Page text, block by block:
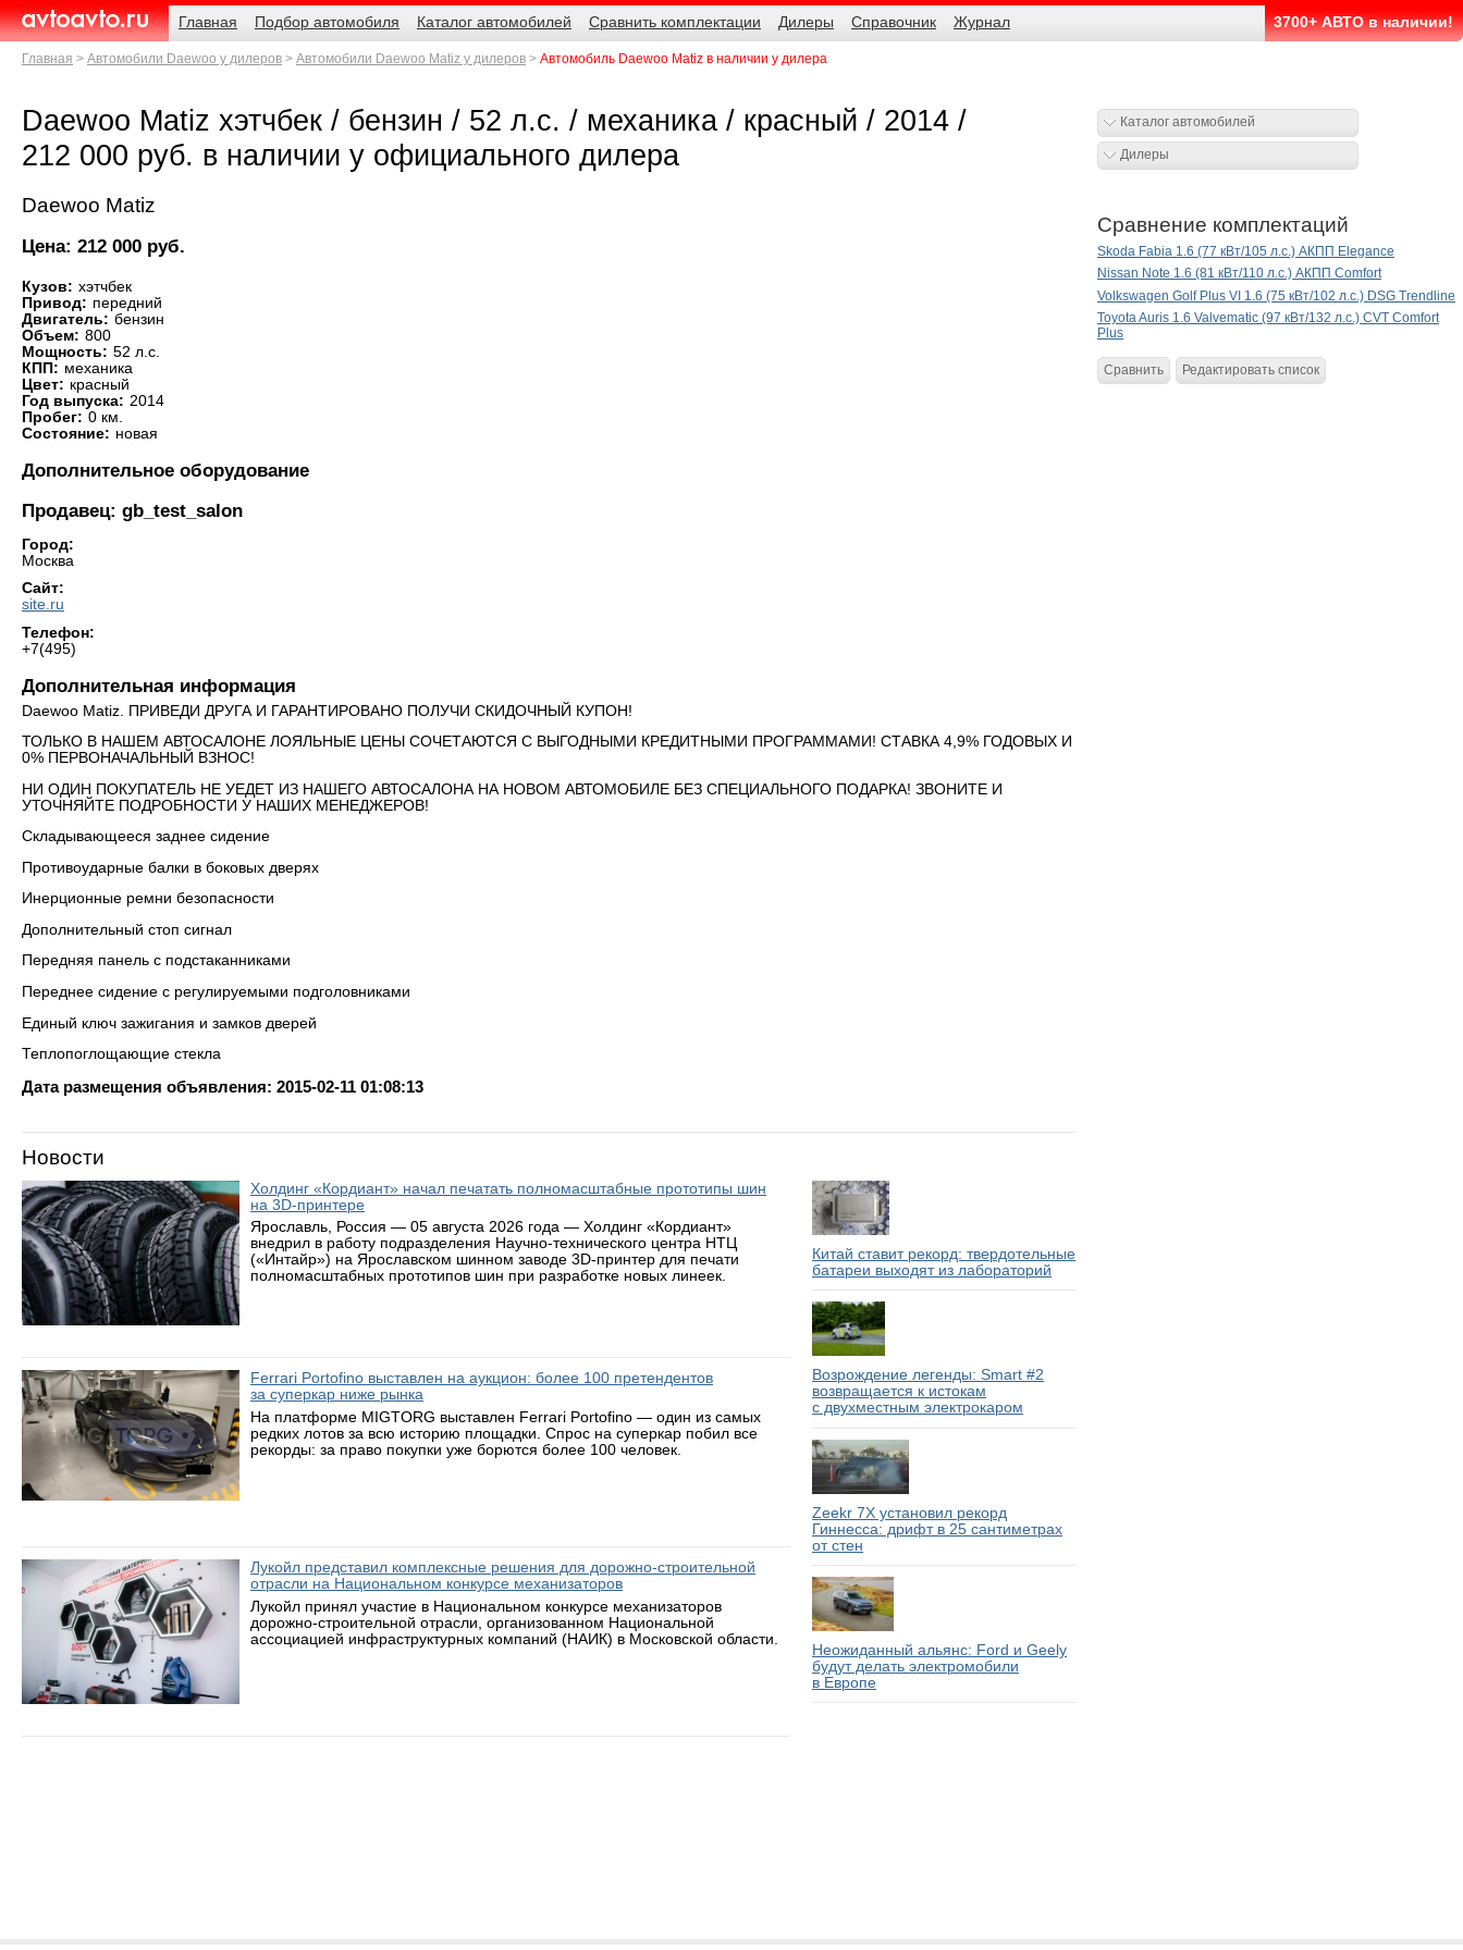
AvtoAvto.ru
Навигация
Главная
Подбор автомобиля Каталог автомобилей Сравнить комплектации Дилеры Справочник Журнал 3700+ АВТО в наличии!
Родительские
страницы
Главная Автомобили Daewoo у дилеров Автомобили Daewoo Matiz у дилеров Автомобиль Daewoo Matiz в наличии у дилера
Daewoo Matiz хэтчбек / бензин / 52 л.с. / механика / красный / 2014 /
212 000 руб. в наличии у официального дилера
Daewoo Matiz
Цена: 212 000 руб.
Кузов: хэтчбек
Привод: передний
Двигатель: бензин
Объем: 800
Мощность: 52 л.с.
КПП: механика
Цвет: красный
Год выпуска: 2014
Пробег: 0 км.
Состояние: новая
Дополнительное оборудование
Продавец: gb_test_salon
Город:
Москва
Сайт:
site.ru
Телефон:
+7(495)
Дополнительная информация
Daewoo Matiz. ПРИВЕДИ ДРУГА И ГАРАНТИРОВАНО ПОЛУЧИ СКИДОЧНЫЙ КУПОН!
ТОЛЬКО В НАШЕМ АВТОСАЛОНЕ ЛОЯЛЬНЫЕ ЦЕНЫ СОЧЕТАЮТСЯ С ВЫГОДНЫМИ КРЕДИТНЫМИ ПРОГРАММАМИ! СТАВКА 4,9% ГОДОВЫХ И
0% ПЕРВОНАЧАЛЬНЫЙ ВЗНОС!
НИ ОДИН ПОКУПАТЕЛЬ НЕ УЕДЕТ ИЗ НАШЕГО АВТОСАЛОНА НА НОВОМ АВТОМОБИЛЕ БЕЗ СПЕЦИАЛЬНОГО ПОДАРКА! ЗВОНИТЕ И
УТОЧНЯЙТЕ ПОДРОБНОСТИ У НАШИХ МЕНЕДЖЕРОВ!
Складывающееся заднее сидение
Противоударные балки в боковых дверях
Инерционные ремни безопасности
Дополнительный стоп сигнал
Передняя панель с подстаканниками
Переднее сидение с регулируемыми подголовниками
Единый ключ зажигания и замков дверей
Теплопоглощающие стекла
Дата размещения объявления: 2015-02-11 01:08:13
Новости
Холдинг «Кордиант» начал печатать полномасштабные прототипы шин
на 3D-принтере
Ярославль, Россия — 05 августа 2026 года — Холдинг «Кордиант»
внедрил в работу подразделения Научно-технического центра НТЦ
(«Интайр») на Ярославском шинном заводе 3D-принтер для печати
полномасштабных прототипов шин при разработке новых линеек.
Ferrari Portofino выставлен на аукцион: более 100 претендентов
за суперкар ниже рынка
На платформе MIGTORG выставлен Ferrari Portofino — один из самых
редких лотов за всю историю площадки. Спрос на суперкар побил все
рекорды: за право покупки уже борются более 100 человек.
Лукойл представил комплексные решения для дорожно-строительной
отрасли на Национальном конкурсе механизаторов
Лукойл принял участие в Национальном конкурсе механизаторов
дорожно-строительной отрасли, организованном Национальной
ассоциацией инфраструктурных компаний (НАИК) в Московской области.
Китай ставит рекорд: твердотельные
батареи выходят из лабораторий
Возрождение легенды: Smart #2
возвращается к истокам
с двухместным электрокаром
Zeekr 7X установил рекорд
Гиннесса: дрифт в 25 сантиметрах
от стен
Неожиданный альянс: Ford и Geely
будут делать электромобили
в Европе
Каталог автомобилей
Дилеры
Сравнение комплектаций
Skoda Fabia 1.6 (77 кВт/105 л.с.) АКПП Elegance
Nissan Note 1.6 (81 кВт/110 л.с.) АКПП Comfort
Volkswagen Golf Plus VI 1.6 (75 кВт/102 л.с.) DSG Trendline
Toyota Auris 1.6 Valvematic (97 кВт/132 л.с.) CVT Comfort
Plus
Сравнить Редактировать список